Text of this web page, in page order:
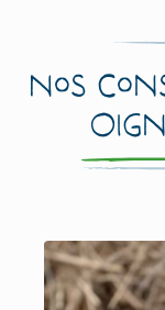
Nos